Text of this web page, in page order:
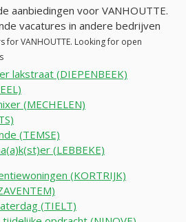
aanbiedingen voor VANHOUTTE.
vacatures in andere bedrijven
for VANHOUTTE. Looking for open
lakstraat (DIEPENBEEK)
(MECHELEN)
(TEMSE)
(LEBBEKE)
(KORTRIJK)
(TIELT)